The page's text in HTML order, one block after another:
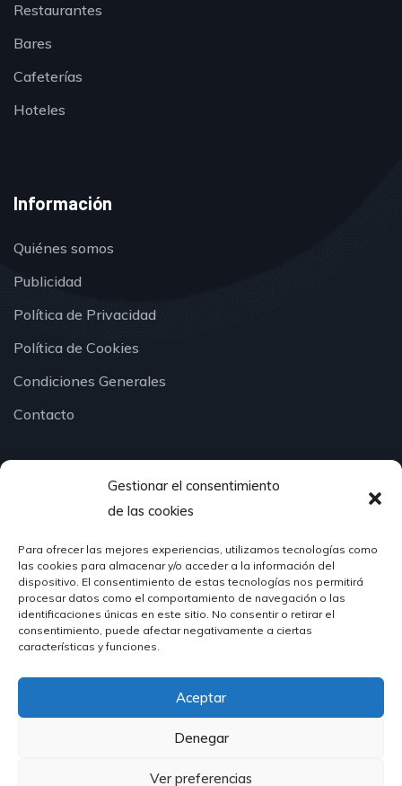
Gestionar el consentimiento
de las cookies
Para ofrecer las mejores experiencias, utilizamos tecnologías como
las cookies para almacenar y/o acceder a la información del
dispositivo. El consentimiento de estas tecnologías nos permitirá
procesar datos como el comportamiento de navegación o las
identificaciones únicas en este sitio. No consentir o retirar el
consentimiento, puede afectar negativamente a ciertas
características y funciones.
Aceptar
Denegar
Ver preferencias
Restaurantes
Bares
Cafeterías
Hoteles
Información
Quiénes somos
Publicidad
Política de Privacidad
Política de Cookies
Condiciones Generales
Contacto
¿Hablamos?
624 51 12 10
info@hosteleriasantander.com
© 2026 Hostelería Santander | Powered byDIGIDISA